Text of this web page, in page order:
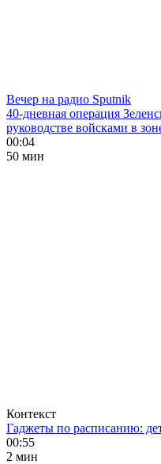
Вечер на радио Sputnik
40-дневная операция
руководстве войсками в
00:04
50 мин
Контекст
Гаджеты по расписанию:
00:55
2 мин